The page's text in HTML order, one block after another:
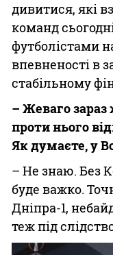
дивитися, які
команд
футболістами
впевненості в
стабільному
– Жеваго зараз
проти нього
Як думаєте, у
– Не знаю. Без
буде важко.
Дніпра-1,
теж під